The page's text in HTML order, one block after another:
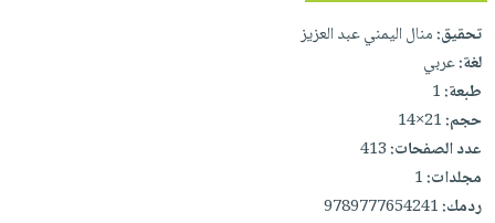
معنا
تحقيق:منال اليمني عبد العزيز
لغة:عربي
طبعة:1
حجم:21×14
عدد الصفحات:413
مجلدات:1
ردمك:9789777654241